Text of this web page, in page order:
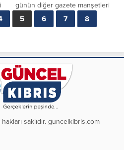
günün diğer gazete manşetleri
5 6 7 8
saklıdır. guncelkibris.com